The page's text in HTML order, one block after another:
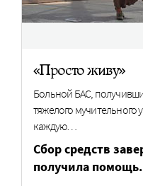
«Просто живу»
Больной БАС,
тяжелого мучительного
каждую…
Сбор средств
получила